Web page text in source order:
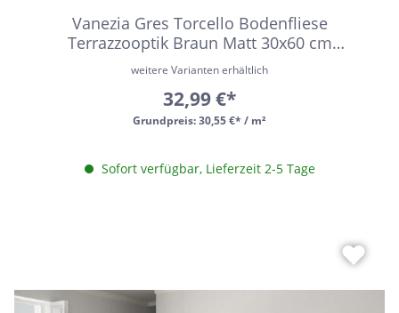
Vanezia Gres Torcello Bodenfliese
Terrazzooptik Braun Matt 30x60 cm
rektifiziert R9
Grundpreis:30,55 €* / m²
weitere Varianten erhältlich
32,99 €*
Sofort verfügbar, Lieferzeit 2-5 Tage